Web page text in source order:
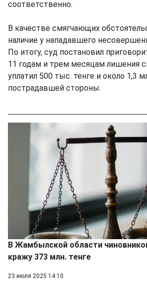
соответственно.
В качестве смягчающих
наличие у нападавшего
По итогу, суд постановил
11 годам и трем месяцам лишения
уплатил 500 тыс. тенге и около 1,3
пострадавшей стороны.
В Жамбылской области
кражу 373 млн. тенге
23 июля 2025 14:10